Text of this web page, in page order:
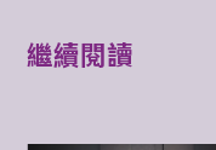
繼續閱讀